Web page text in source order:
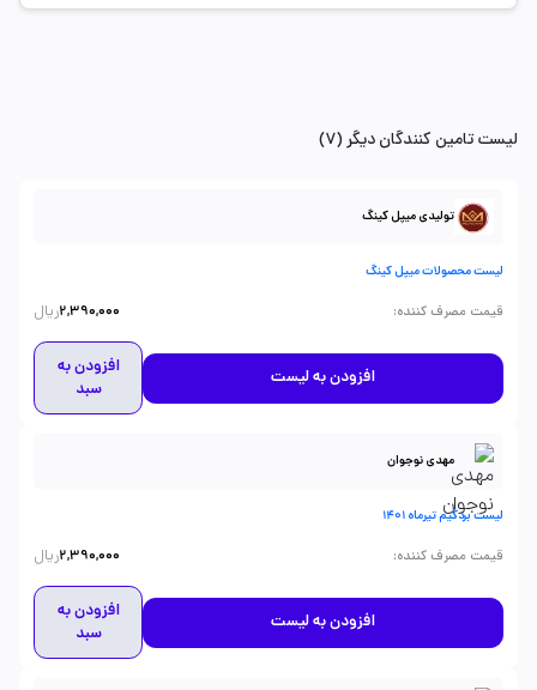
لیست تامین کنندگان دیگر (7)
تولیدی میپل کینگ
لیست محصولات میپل کینگ
قیمت مصرف کننده:
2,390,000ریال
افزودن به لیست
افزودن به
سبد
مهدی نوجوان
لیست بردگیم تیرماه 1401
قیمت مصرف کننده:
2,390,000ریال
افزودن به لیست
افزودن به
سبد